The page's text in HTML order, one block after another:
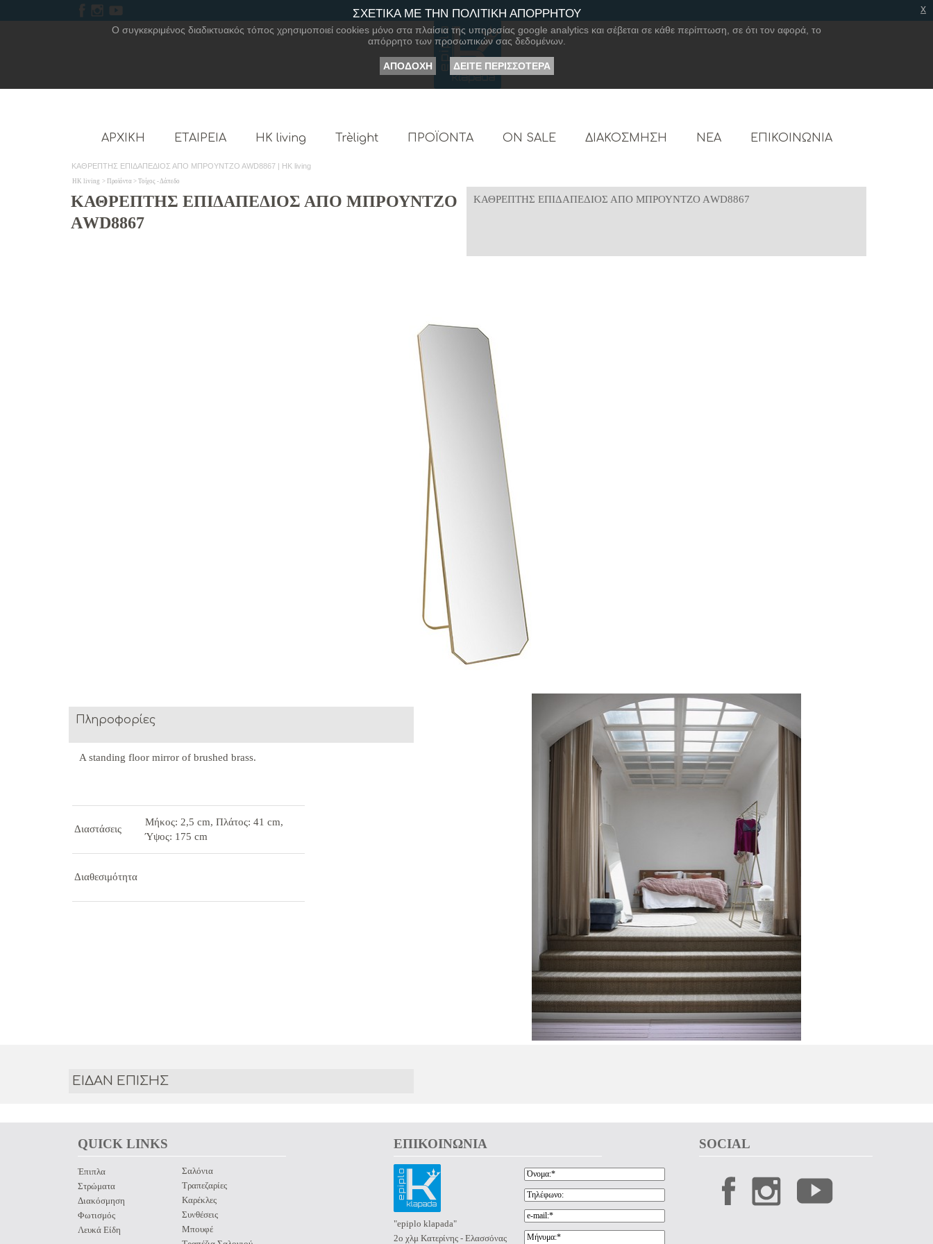
ΑΡΧΙΚΗ ΕΤΑΙΡΕΙΑ HK living Trèlight ΠΡΟΪΟΝΤΑ ON SALE ΔΙΑΚΟΣΜΗΣΗ ΝΕΑ ΕΠΙΚΟΙΝΩΝΙΑ
ΚΑΘΡΕΠΤΗΣ ΕΠΙΔΑΠΕΔΙΟΣ ΑΠΟ ΜΠΡΟΥΝΤΖΟ ΑWD8867 | HK living
HK living > Προϊόντα > Τοίχος - Δάπεδο
ΚΑΘΡΕΠΤΗΣ ΕΠΙΔΑΠΕΔΙΟΣ ΑΠΟ ΜΠΡΟΥΝΤΖΟ
ΑWD8867
ΚΑΘΡΕΠΤΗΣ ΕΠΙΔΑΠΕΔΙΟΣ ΑΠΟ ΜΠΡΟΥΝΤΖΟ ΑWD8867
Πληροφορίες
A standing floor mirror of brushed brass.
Διαστάσεις
Μήκος: 2,5 cm, Πλάτος: 41 cm,
Ύψος: 175 cm
Διαθεσιμότητα
ΕΙΔΑΝ ΕΠΙΣΗΣ
QUICK LINKS ΕΠΙΚΟΙΝΩΝΙΑ SOCIAL
Έπιπλα
Στρώματα
Διακόσμηση
Φωτισμός
Λευκά Είδη
Σαλόνια
Τραπεζαρίες
Καρέκλες
Συνθέσεις
Μπουφέ
"epiplo klapada"
2ο χλμ Κατερίνης - Ελασσόνας
ΣΧΕΤΙΚΑ ΜΕ ΤΗΝ ΠΟΛΙΤΙΚΗ ΑΠΟΡΡΗΤΟΥ
Ο συγκεκριμένος διαδικτυακός τόπος χρησιμοποιεί cookies μόνο στα πλαίσια της υπηρεσίας google analytics και σέβεται σε κάθε περίπτωση, σε ότι τον αφορά, το
απόρρητο των προσωπικών σας δεδομένων.
ΑΠΟΔΟΧΗ ΔΕΙΤΕ ΠΕΡΙΣΣΟΤΕΡΑ
x